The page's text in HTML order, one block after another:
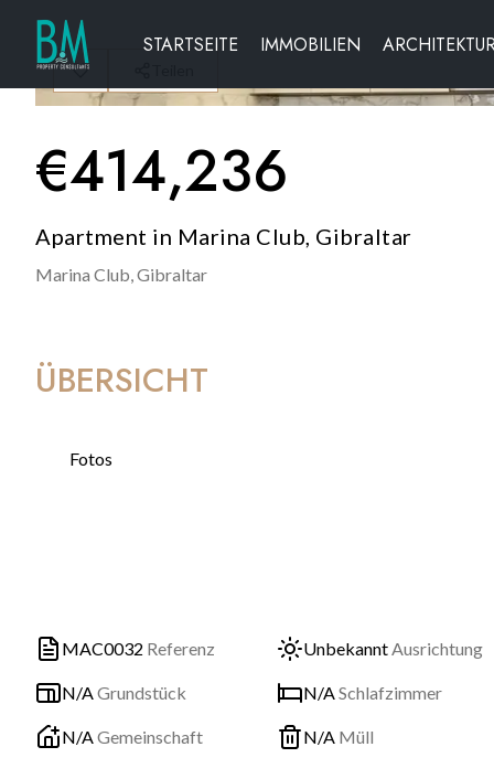
STARTSEITE IMMOBILIEN
€414,236
Apartment in Marina Club, Gibraltar
Marina Club,Gibraltar
ÜBERSICHT
Fotos
MAC0032 Referenz UnbekanntAusrichtung
N/AGrundstück N/ASchlafzimmer
N/AGemeinschaft N/A Müll